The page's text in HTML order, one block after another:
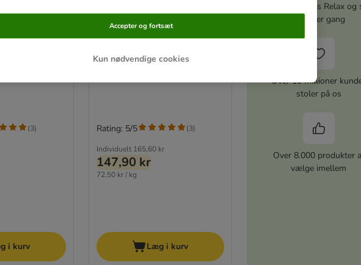
Anti
(3)
i kurv
4 varianter
Kattovit Vital Care Anti
Økonomipakke: 24 x 85 g
Individuelt 165,60 kr
147,90 kr
72,50 kr / kg
Rating: 5/5 (3)
Læg i kurv
Aktiver zooplus Relax og
5% hver gang
Over 10 millioner
stoler på os
Over 8.000 produkter
vælge imellem
Kun nødvendige cookies
Accepter og fortsæt